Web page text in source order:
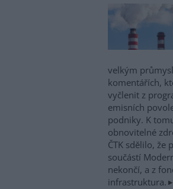
velkým
komentářích,
vyčlenit z
emisních
podniky. K
obnovitelné
ČTK sdělilo, že
součástí
nekončí, a z
infrastruktura.